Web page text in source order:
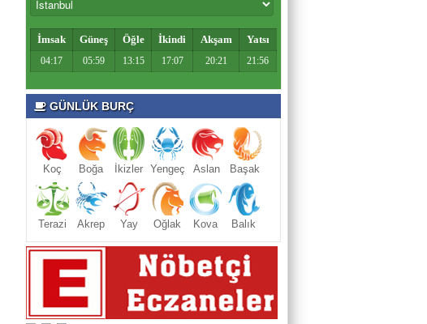
İmsak Güneş Öğle İkindi Akşam Yatsı
04:17 05:59 13:15 17:07 20:21 21:56
GÜNLÜK BURÇ
Koç Boğa İkizler Yengeç Aslan Başak
Terazi Akrep Yay Oğlak Kova Balık